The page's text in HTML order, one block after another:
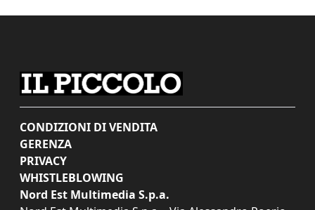
CONDIZIONI DI VENDITA
GERENZA
PRIVACY
WHISTLEBLOWING
Nord Est Multimedia S.p.a.